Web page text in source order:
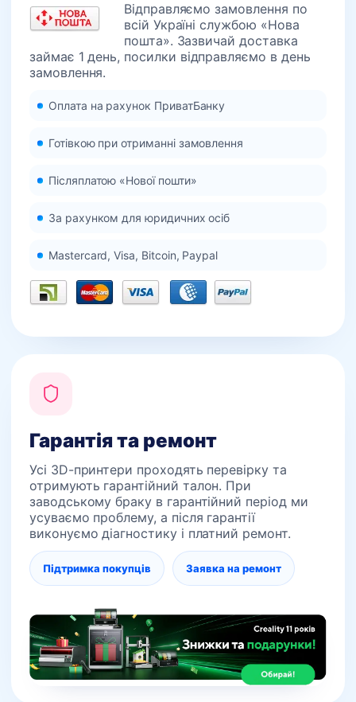
Відправляємо замовлення по
всій Україні службою «Нова
пошта». Зазвичай доставка
займає 1 день, посилки відправляємо в день
замовлення.
Оплата на рахунок ПриватБанку
Готівкою при отриманні замовлення
Післяплатою «Нової пошти»
За рахунком для юридичних осіб
Mastercard, Visa, Bitcoin, Paypal
Гарантія та ремонт
Усі 3D-принтери проходять перевірку та
отримують гарантійний талон. При
заводському браку в гарантійний період ми
усуваємо проблему, а після гарантії
виконуємо діагностику і платний ремонт.
Підтримка покупців Заявка на ремонт